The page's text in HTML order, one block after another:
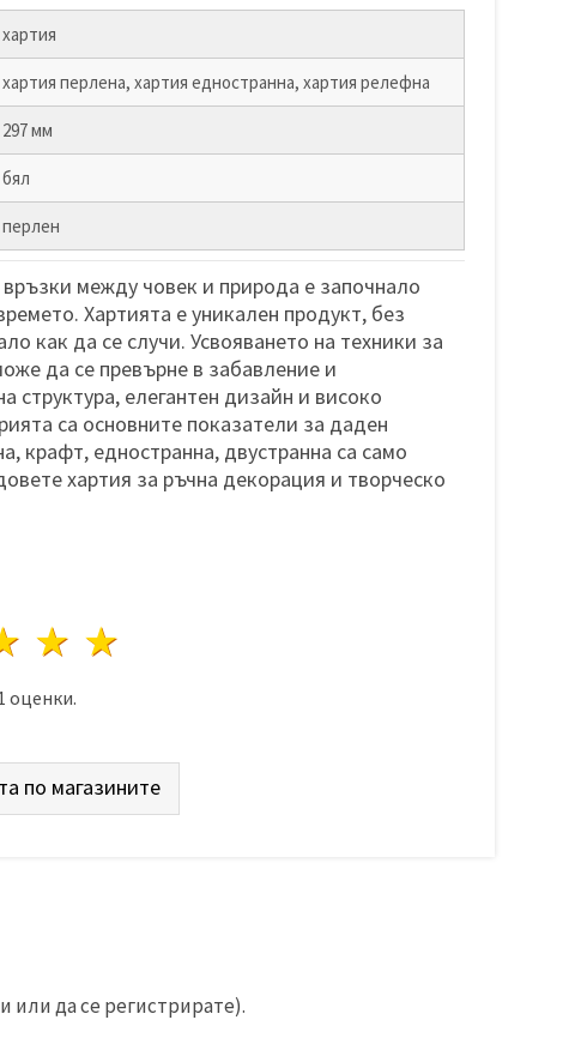
хартия
хартия перлена, хартия едностранна, хартия релефна
297 мм
бял
перлен
между човек и природа е започнало
Хартията е уникален продукт, без
как да се случи. Усвояването на техники за
да се превърне в забавление и
структура, елегантен дизайн и високо
са основните показатели за даден
крафт, едностранна, двустранна са само
хартия за ръчна декорация и творческо
4 звезди
3 звезди
звезди
оценки.
по магазините
или да се регистрирате).